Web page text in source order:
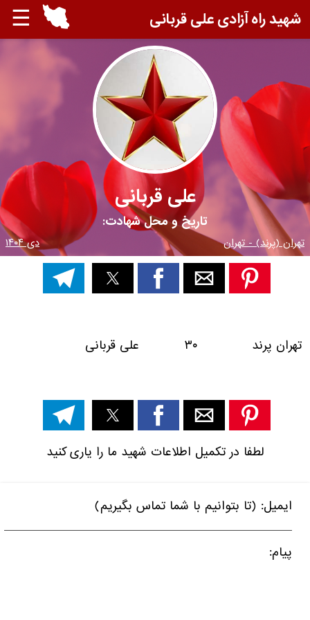
☰ شهید راه آزادی علی قربانی
علی قربانی
تاریخ و محل شهادت:
تهران (پرند) - تهران دی ۱۴۰۴
تهران پرند ۳۰ علی قربانی
لطفا در تکمیل اطلاعات شهید ما را یاری کنید
ایمیل: (تا بتوانیم با شما تماس بگیریم)
پیام: